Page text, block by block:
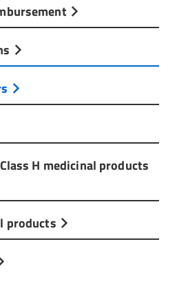
H medicinal products
products